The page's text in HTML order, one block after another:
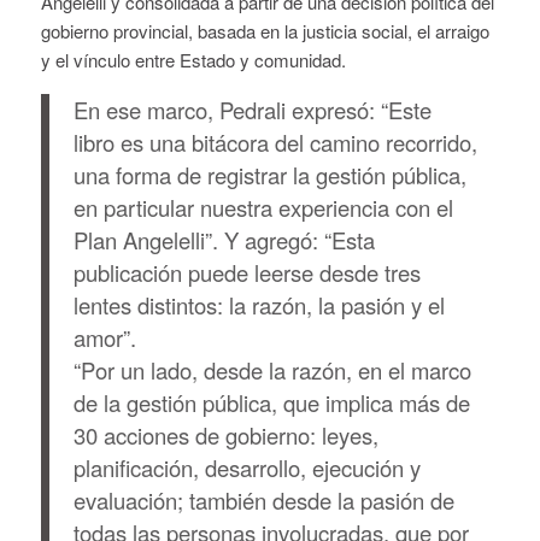
gobierno provincial, basada en la justicia social, el arraigo
y el vínculo entre Estado y comunidad.
En ese marco, Pedrali expresó: “Este
libro es una bitácora del camino recorrido,
una forma de registrar la gestión pública,
en particular nuestra experiencia con el
Plan Angelelli”. Y agregó: “Esta
publicación puede leerse desde tres
lentes distintos: la razón, la pasión y el
amor”.
“Por un lado, desde la razón, en el marco
de la gestión pública, que implica más de
30 acciones de gobierno: leyes,
planificación, desarrollo, ejecución y
evaluación; también desde la pasión de
todas las personas involucradas, que por